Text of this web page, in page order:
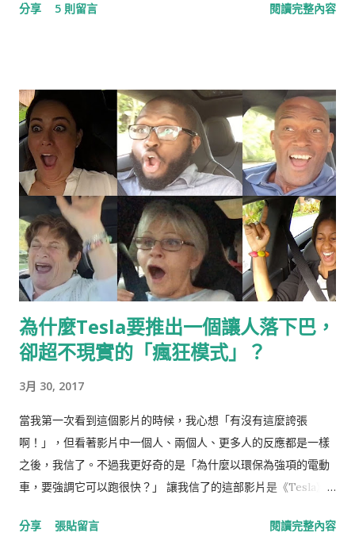
力一流，更可堪稱業界翹楚，就讓我們一起看下去。
分享 5 則留言 閱讀完整內容
為什麼Tesla要推出一個讓人落下巴，
卻超不現實的「瘋狂模式」？
3月 30, 2017
當我第一次看到這個影片的時候，我心想「有沒有這麼誇張
啊！」，但看著影片中一個人、兩個人、更多人的反應都是一樣
之後，我信了。不過我更好奇的是「為什麼以環保為強項的電動
車，要強調它可以跑很快？」 讓我信了的這部影片是《Tesla》
分享 張貼留言 閱讀完整內容